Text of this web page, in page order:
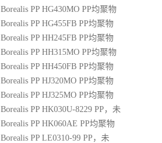
Borealis PP HG430MO PP均聚物
Borealis PP HG455FB PP均聚物
Borealis PP HH245FB PP均聚物
Borealis PP HH315MO PP均聚物
Borealis PP HH450FB PP均聚物
Borealis PP HJ320MO PP均聚物
Borealis PP HJ325MO PP均聚物
Borealis PP HK030U-8229 PP ，未
Borealis PP HK060AE PP均聚物
Borealis PP LE0310-99 PP ，未